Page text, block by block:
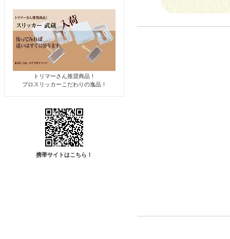
トリマーさん推奨商品！
プロスリッカーこだわりの逸品！
携帯サイトはこちら！